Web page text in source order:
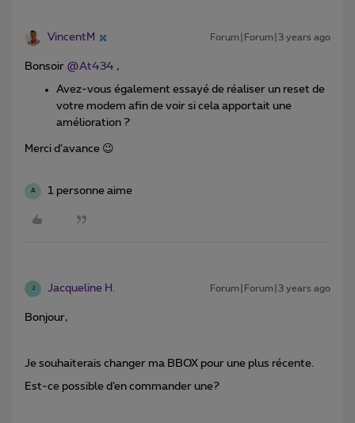
VincentM Forum|Forum|3 years ago
Bonsoir @At434 ,
Avez-vous également essayé de réaliser un reset de
votre modem afin de voir si cela apportait une
amélioration ?
Merci d’avance 😉
A 1 personne aime
J Jacqueline H. Forum|Forum|3 years ago
Bonjour,
Je souhaiterais changer ma BBOX pour une plus récente.
Est-ce possible d’en commander une?